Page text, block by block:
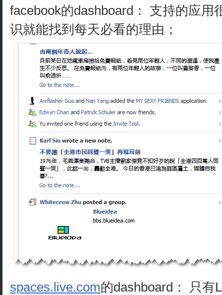
facebook的dashboard： 支持的应用
识就能找到每天必看的理由；
spaces.live.com的dashboard： 只有